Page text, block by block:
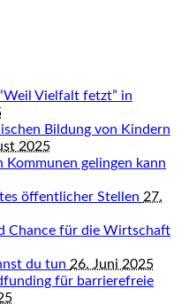
Vielfalt fetzt” in
Bildung von Kindern
2025
gelingen kann
öffentlicher Stellen 27.
Chance für die Wirtschaft
du tun 26. Juni 2025
für barrierefreie